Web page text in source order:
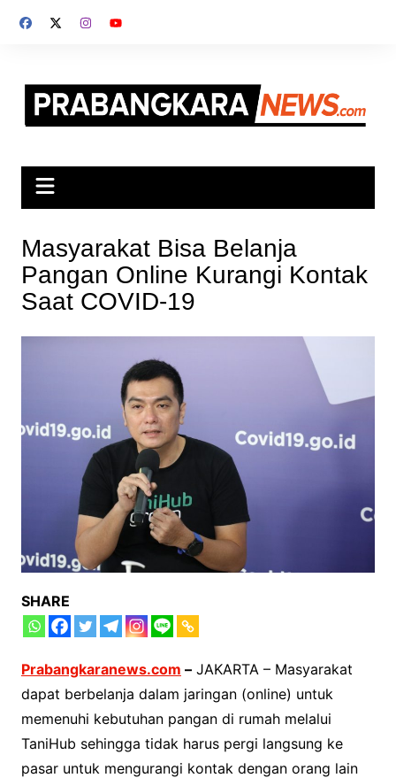
Masyarakat Bisa Belanja
Pangan Online Kurangi Kontak
Saat COVID-19
SHARE
Prabangkaranews.com –JAKARTA – Masyarakat
dapat berbelanja dalam jaringan (online) untuk
memenuhi kebutuhan pangan di rumah melalui
TaniHub sehingga tidak harus pergi langsung ke
pasar untuk mengurangi kontak dengan orang lain